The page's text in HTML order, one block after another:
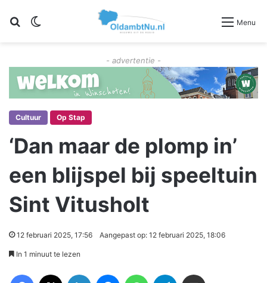
Zoeken Menu
- advertentie -
Cultuur Op Stap
‘Dan maar de plomp in’
een blijspel bij speeltuin
Sint Vitusholt
12 februari 2025, 17:56 Aangepast op: 12 februari 2025, 18:06
In 1 minuut te lezen